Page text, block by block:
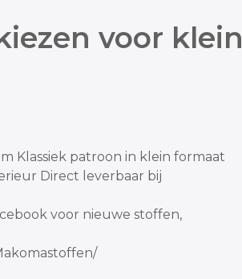
voor klein
Klassiek patroon in klein formaat
Direct leverbaar bij
voor nieuwe stoffen,